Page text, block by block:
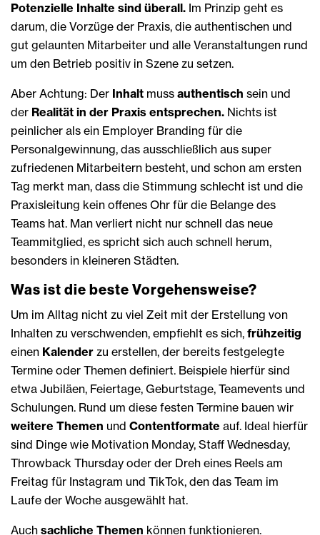
Potenzielle Inhalte sind überall. Im Prinzip geht es
darum, die Vorzüge der Praxis, die authentischen und
gut gelaunten Mitarbeiter und alle Veranstaltungen rund
um den Betrieb positiv in Szene zu setzen.
Aber Achtung: Der Inhalt muss authentisch sein und
der Realität in der Praxis entsprechen. Nichts ist
peinlicher als ein Employer Branding für die
Personalgewinnung, das ausschließlich aus super
zufriedenen Mitarbeitern besteht, und schon am ersten
Tag merkt man, dass die Stimmung schlecht ist und die
Praxisleitung kein offenes Ohr für die Belange des
Teams hat. Man verliert nicht nur schnell das neue
Teammitglied, es spricht sich auch schnell herum,
besonders in kleineren Städten.
Was ist die beste Vorgehensweise?
Um im Alltag nicht zu viel Zeit mit der Erstellung von
Inhalten zu verschwenden, empfiehlt es sich, frühzeitig
einen Kalender zu erstellen, der bereits festgelegte
Termine oder Themen definiert. Beispiele hierfür sind
etwa Jubiläen, Feiertage, Geburtstage, Teamevents und
Schulungen. Rund um diese festen Termine bauen wir
weitere Themen und Contentformate auf. Ideal hierfür
sind Dinge wie Motivation Monday, Staff Wednesday,
Throwback Thursday oder der Dreh eines Reels am
Freitag für Instagram und TikTok, den das Team im
Laufe der Woche ausgewählt hat.
Auch sachliche Themen können funktionieren.